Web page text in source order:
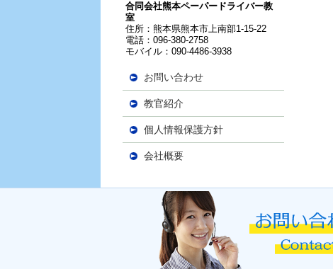
合同会社熊本ペーパードライバー教
室
住所： 熊本県熊本市上南部1-15-22
電話：096-380-2758
モバイル：090-4486-3938
お問い合わせ
教官紹介
個人情報保護方針
会社概要